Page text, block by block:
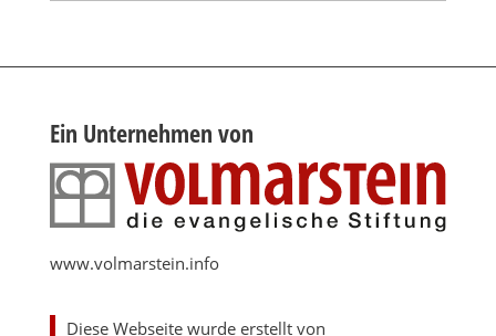
Ein Unternehmen von
www.volmarstein.info
Diese Webseite wurde erstellt von